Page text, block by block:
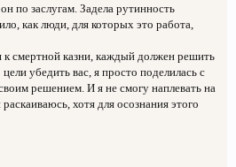
по заслугам. Задела рутинность
как люди, для которых это работа,
к смертной казни, каждый должен решить
убедить вас, я просто поделилась с
решением. И я не смогу наплевать на
хотя для осознания этого